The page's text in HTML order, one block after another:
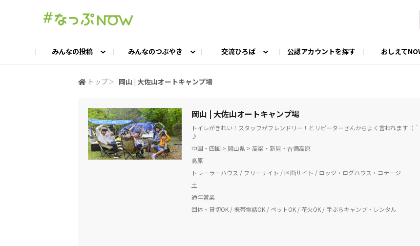
みんなの投稿 みんなのつぶやき 交流ひろば
キャンプギア語ろう会 キャンプ飯LABO ゆるっと釣り部
公認アカウントを探す おしえて
トップ＞ 岡山 | 大佐山オートキャンプ場
岡山 | 大佐山オートキャンプ場
トイレがきれい！スタッフがフレンドリー！とリピーターさんからよく言われます（
♪
中国・四国 > 岡山県 > 高梁・新見・吉備高原
高原
トレーラーハウス / フリーサイト / 区画サイト / ロッジ・ログハウス・コテージ
土
通年営業
団体・貸切OK / 携帯電話OK / ペットOK / 花火OK / 手ぶらキャンプ・レンタル